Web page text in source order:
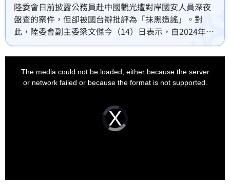
陸委會日前披露公務員赴中國觀光遭對岸國安人員深夜
盤查的案件，但卻被國台辦批評為「抹黑造謠」。對
此，陸委會副主委梁文傑今（14）日表示，自2024年至
今年4月底，已有13名公務人員回報赴陸期間遭遇盤查
情形，相關資訊皆來自當事人返台後如實填報。他說，
這些資訊都是公務員回台之後回報的，國台辦可能不知
道中共國安機關在做的事，建議先去了解一下真實狀
Video
Player
loading.
The media could not be loaded, either because the server
or network failed or because the format is not supported.